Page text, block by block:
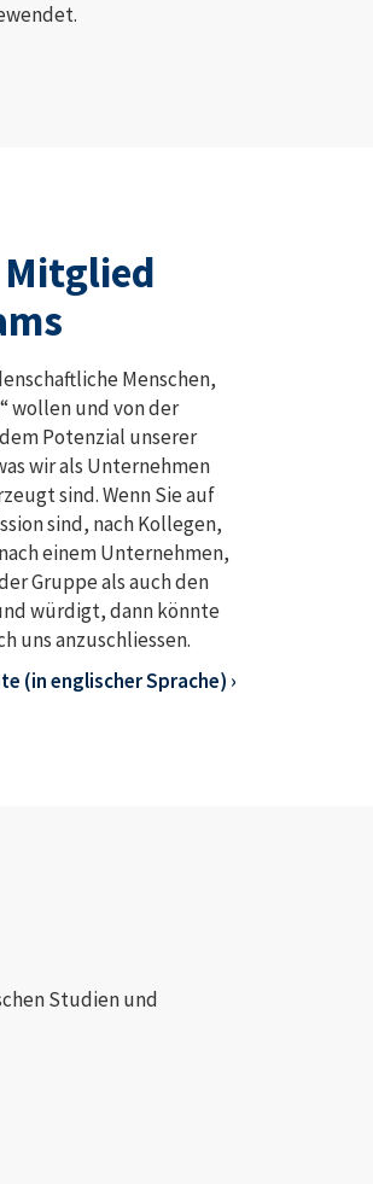
Mitglied
Menschen,
wollen und von der
Potenzial unserer
wir als Unternehmen
sind. Wenn Sie auf
sind, nach Kollegen,
einem Unternehmen,
Gruppe als auch den
würdigt, dann könnte
uns anzuschliessen.
(in englischer Sprache) ›
Studien und